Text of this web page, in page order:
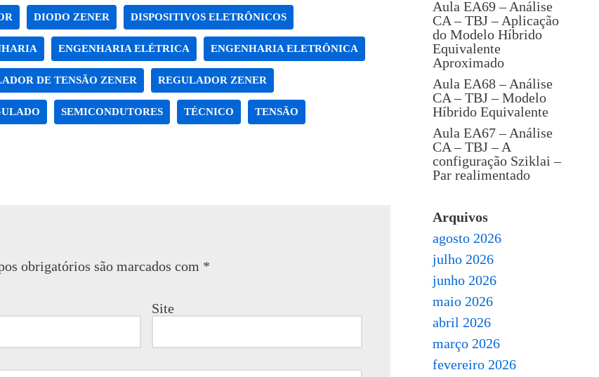
DIODO ZENER DISPOSITIVOS ELETRÔNICOS
ENGENHARIA ELÉTRICA ENGENHARIA ELETRÔNICA
DE TENSÃO ZENER REGULADOR ZENER
SEMICONDUTORES TÉCNICO TENSÃO
obrigatórios são marcados com *
Site
Aula EA69 – Análise
CA – TBJ – Aplicação
do Modelo Híbrido
Equivalente
Aproximado
Aula EA68 – Análise
CA – TBJ – Modelo
Híbrido Equivalente
Aula EA67 – Análise
CA – TBJ – A
configuração Sziklai –
Par realimentado
Arquivos
agosto 2026
julho 2026
junho 2026
maio 2026
abril 2026
março 2026
fevereiro 2026